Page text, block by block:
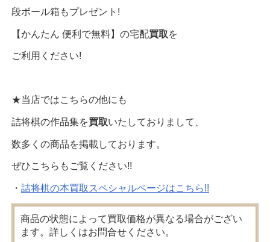
段ボール箱もプレゼント!
【かんたん 便利で無料】の宅配買取を
ご利用ください!
★当店ではこちらの他にも
詰将棋の作品集を買取いたしておりまして、
数多くの商品を掲載しております。
ぜひこちらもご覧ください!!
・ 詰将棋の本買取スペシャルページはこちら!!
商品の状態によって買取価格が異なる場合がござい
ます。詳しくはお問合せください。